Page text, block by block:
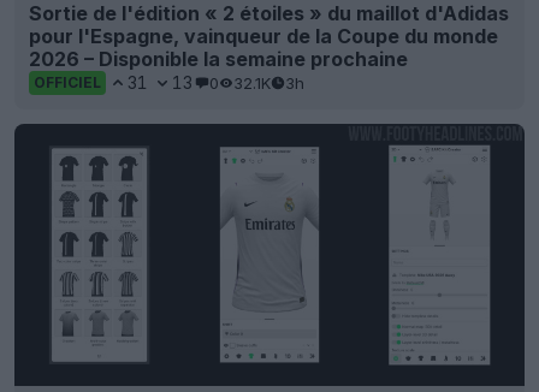
Sortie de l'édition « 2 étoiles » du maillot d'Adidas
pour l'Espagne, vainqueur de la Coupe du monde
2026 – Disponible la semaine prochaine
OFFICIEL 31 13 0 32.1K 3h